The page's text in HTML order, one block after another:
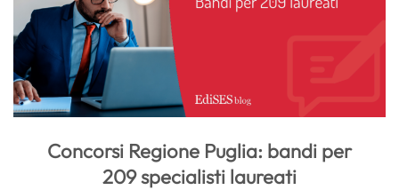
Concorsi Regione Puglia: bandi per
209 specialisti laureati